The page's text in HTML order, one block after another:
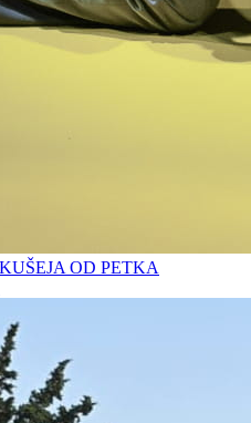
OD PETKA